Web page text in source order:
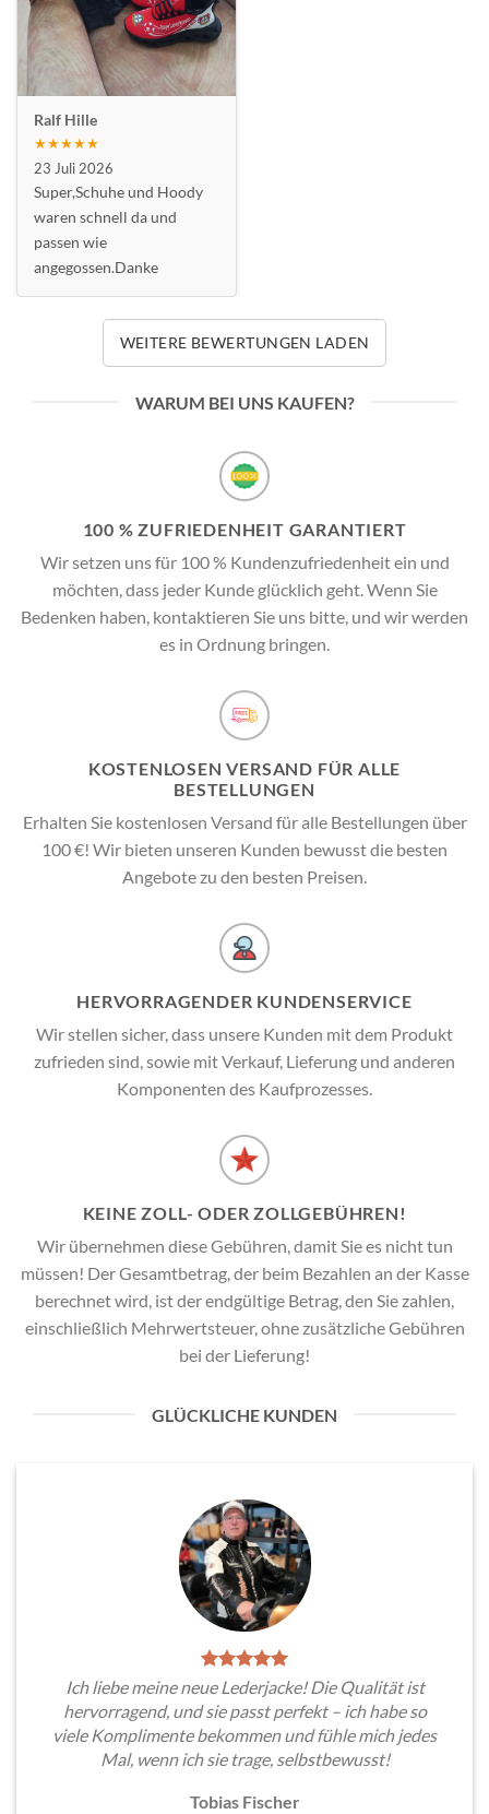
Ralf Hille
★★★★★
23 Juli 2026
Super,Schuhe und Hoody
waren schnell da und
passen wie
angegossen.Danke
WEITERE BEWERTUNGEN LADEN
WARUM BEI UNS KAUFEN?
100 % ZUFRIEDENHEIT GARANTIERT
Wir setzen uns für 100 % Kundenzufriedenheit ein und
möchten, dass jeder Kunde glücklich geht. Wenn Sie
Bedenken haben, kontaktieren Sie uns bitte, und wir werden
es in Ordnung bringen.
KOSTENLOSEN VERSAND FÜR ALLE
BESTELLUNGEN
Erhalten Sie kostenlosen Versand für alle Bestellungen über
100 €! Wir bieten unseren Kunden bewusst die besten
Angebote zu den besten Preisen.
HERVORRAGENDER KUNDENSERVICE
Wir stellen sicher, dass unsere Kunden mit dem Produkt
zufrieden sind, sowie mit Verkauf, Lieferung und anderen
Komponenten des Kaufprozesses.
KEINE ZOLL- ODER ZOLLGEBÜHREN!
Wir übernehmen diese Gebühren, damit Sie es nicht tun
müssen! Der Gesamtbetrag, der beim Bezahlen an der Kasse
berechnet wird, ist der endgültige Betrag, den Sie zahlen,
einschließlich Mehrwertsteuer, ohne zusätzliche Gebühren
bei der Lieferung!
GLÜCKLICHE KUNDEN
Ich liebe meine neue Lederjacke! Die Qualität ist
hervorragend, und sie passt perfekt – ich habe so
viele Komplimente bekommen und fühle mich jedes
Mal, wenn ich sie trage, selbstbewusst!
Tobias Fischer